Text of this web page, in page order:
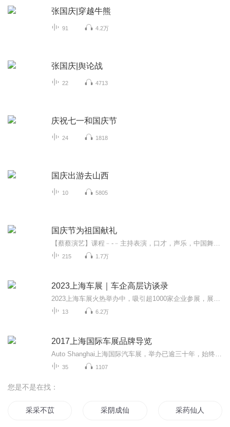
张国庆|穿越牛熊
91 4.2万
张国庆|舆论战
22 4713
庆祝七一和国庆节
24 1818
国庆出游去山西
10 5805
国庆节为祖国献礼
215 1.7万
2023上海车展｜车企高层访谈录
13 6.2万
2017上海国际车展品牌导览
35 1107
您是不是在找：
采采不苡 采阴成仙 采药仙人